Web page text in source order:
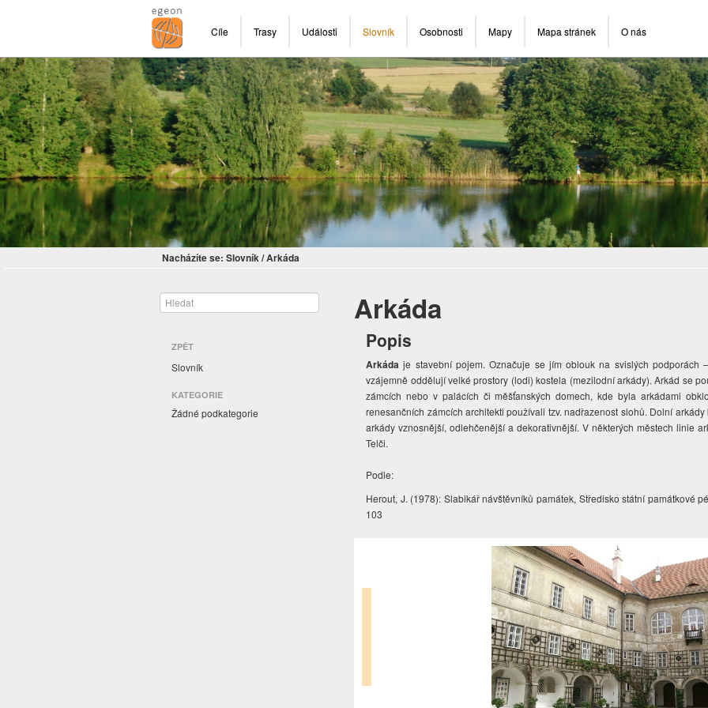
Cíle Trasy Události Slovník Osobnosti Mapy Mapa stránek O nás
Nacházíte se: Slovník/Arkáda
ZPĚT
Slovník
KATEGORIE
Žádné podkategorie
Arkáda
Popis
Arkáda je stavební pojem. Označuje se jím oblouk na svislých podporách
vzájemně oddělují velké prostory (lodi) kostela (mezilodní arkády). Arkád se
zámcích nebo v palácích či měšťanských domech, kde byla arkádami
renesančních zámcích architekti používali tzv. nadřazenost slohů. Dolní
arkády vznosnější, odlehčenější a dekorativnější. V některých městech linie
Telči.
Podle:
Herout, J. (1978): Slabikář návštěvníků památek, Středisko státní památkové
103